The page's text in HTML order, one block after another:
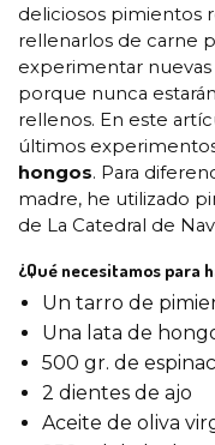
deliciosos pimientos
rellenarlos de carne
experimentar
porque nunca
rellenos. En este
últimos
hongos. Para
madre, he utilizado
de La Catedral de
¿Qué necesitamos para
Un tarro de
Una lata de
500 gr. de
2 dientes de ajo
Aceite de oliva